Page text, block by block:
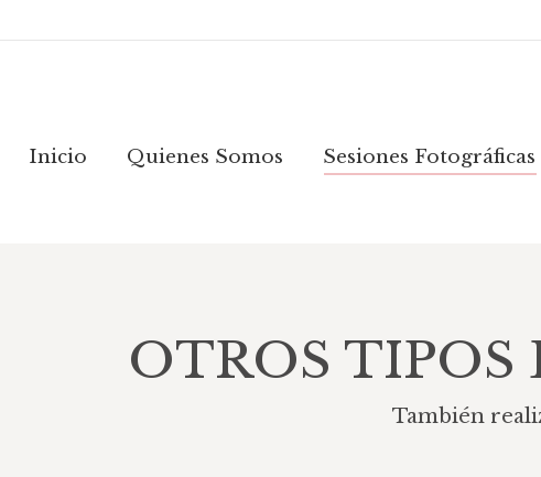
Inicio Quienes Somos Sesiones Fotográficas
OTROS TIPOS
También